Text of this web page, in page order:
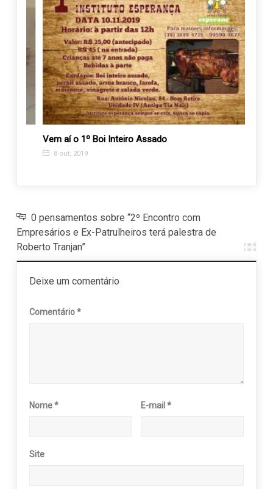
Vem aí o 1º Boi Inteiro Assado
8 out, 2019
0 pensamentos sobre “2º Encontro com
Empresários e Ex-Patrulheiros terá palestra de
Roberto Tranjan”
Deixe um comentário
Comentário*
Nome* E-mail*
Site